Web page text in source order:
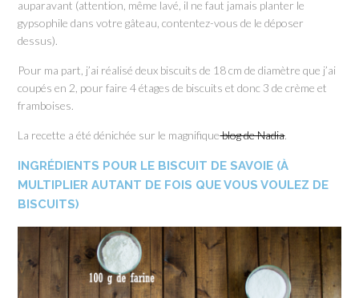
auparavant (attention, même lavé, il ne faut jamais planter le
gypsophile dans votre gâteau, contentez-vous de le déposer
dessus).
Pour ma part, j’ai réalisé deux biscuits de 18 cm de diamètre que j’ai
coupés en 2, pour faire 4 étages de biscuits et donc 3 de crème et
framboises.
La recette a été dénichée sur le magnifiqueblog de Nadia.
INGRÉDIENTS POUR LE BISCUIT DE SAVOIE (À
MULTIPLIER AUTANT DE FOIS QUE VOUS VOULEZ DE
BISCUITS)